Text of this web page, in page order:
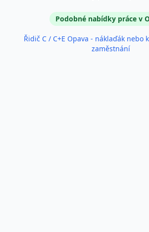
Podobné inzerátyPodobné nabídky práce v
Řidič C / C+E Opava - náklaďák nebo
zaměstnání